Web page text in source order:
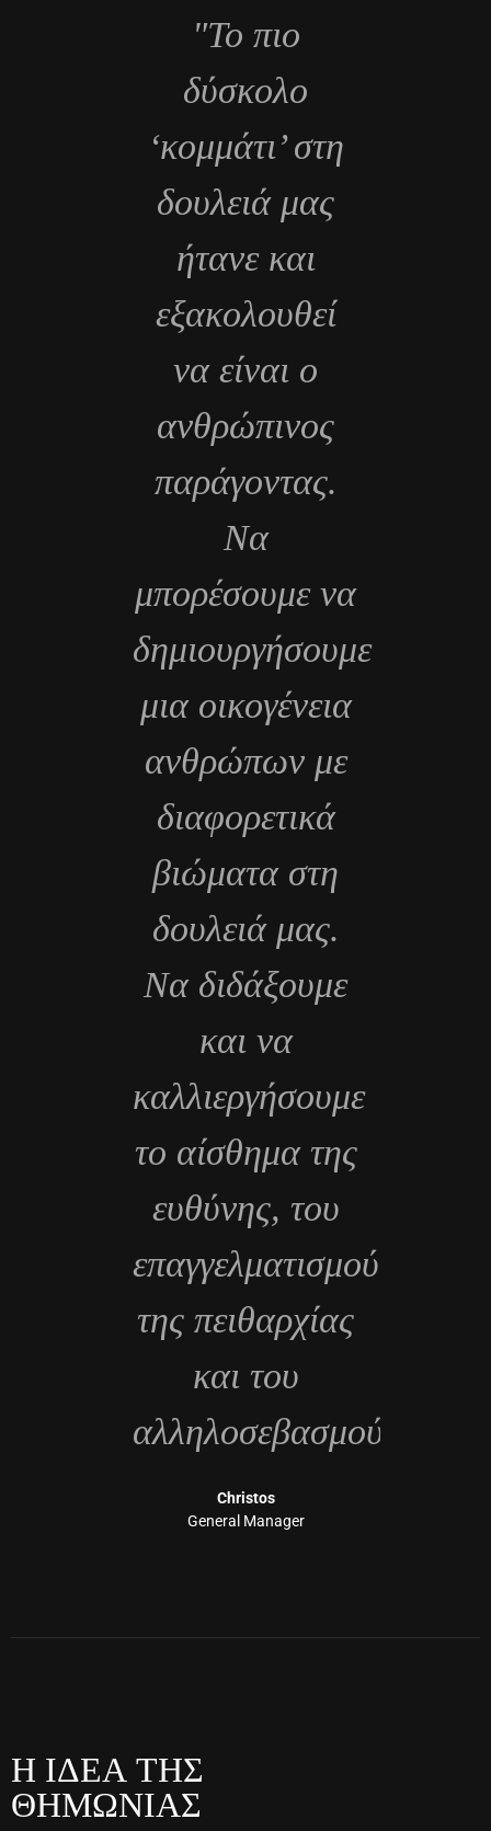
"Το πιο
δύσκολο
‘κομμάτι’ στη
δουλειά μας
ήτανε και
εξακολουθεί
να είναι ο
ανθρώπινος
παράγοντας.
Να
μπορέσουμε να
δημιουργήσουμε
μια οικογένεια
ανθρώπων με
διαφορετικά
βιώματα στη
δουλειά μας.
Να διδάξουμε
και να
καλλιεργήσουμε
το αίσθημα της
ευθύνης, του
επαγγελματισμού,
της πειθαρχίας
και του
αλληλοσεβασμού.."
Christos
General Manager
Η ΙΔΕΑ ΤΗΣ
ΘΗΜΩΝΙΑΣ